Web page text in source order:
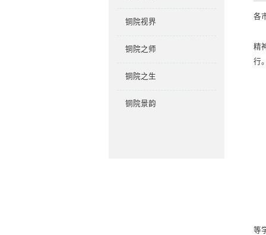
铜院视界
铜院之师
铜院之生
铜院景韵
各
精
行。
等